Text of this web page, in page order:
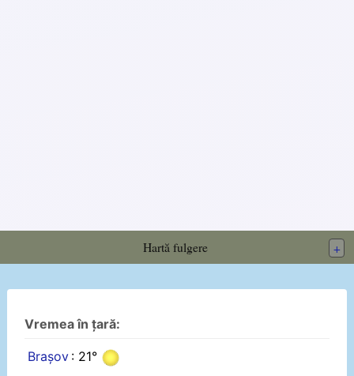
Hartă fulgere +
Vremea în țară:
Brașov : 21°